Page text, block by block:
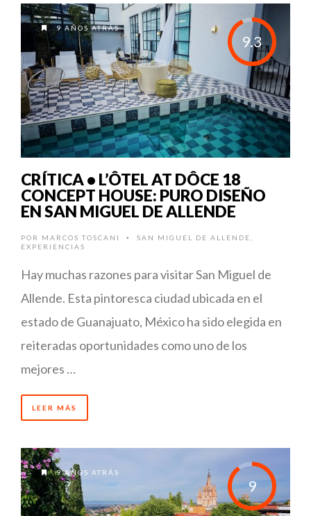
9.3
9 AÑOS ATRÁS
CRÍTICA • L’ÔTEL AT DÔCE 18
CONCEPT HOUSE: PURO DISEÑO
EN SAN MIGUEL DE ALLENDE
POR MARCOS TOSCANI • SAN MIGUEL DE ALLENDE
EXPERIENCIAS
Hay muchas razones para visitar San Miguel de
Allende. Esta pintoresca ciudad ubicada en el
estado de Guanajuato, México ha sido elegida en
reiteradas oportunidades como uno de los
mejores …
LEER MÁS
9
9 AÑOS ATRÁS